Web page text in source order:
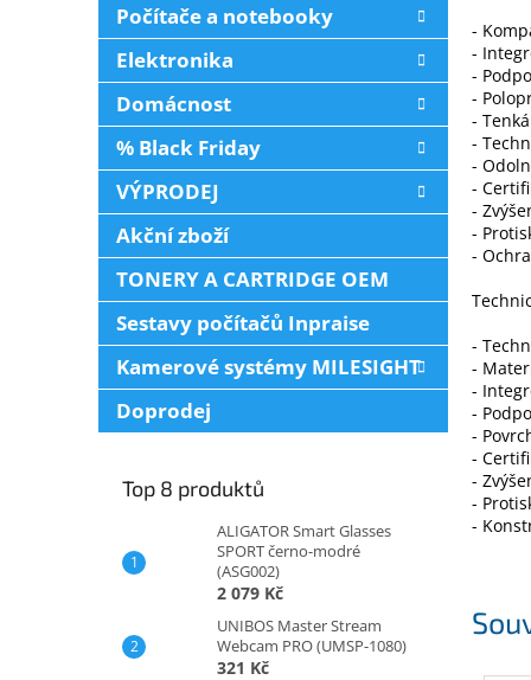
Počítače a notebooky
Elektronika
Domácnost
% Black Friday
VÝPRODEJ
Akční zboží
TONERY A CARTRIDGE OEM
Sestavy počítačů Inpraise
Kamerové systémy MILESIGHT
Doprodej
Top 8 produktů
ALIGATOR Smart Glasses
SPORT černo-modré
(ASG002)
2 079 Kč
UNIBOS Master Stream
Webcam PRO (UMSP-1080)
321 Kč
-
-
-
-
-
-
-
-
-
-
-
-
-
-
-
-
-
-
-
-